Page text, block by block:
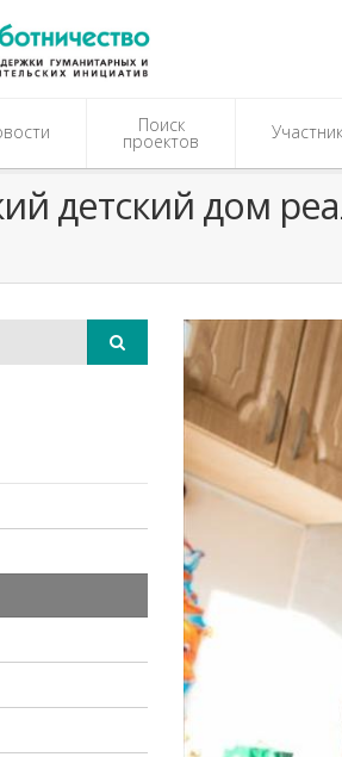
Поиск
проектов
детский дом